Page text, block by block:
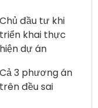
Chủ đầu tư khi
triển khai thực
hiện dự án
Cả 3 phương án
trên đều sai